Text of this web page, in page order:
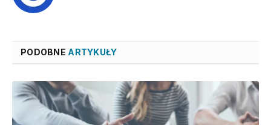
PODOBNE ARTYKUŁY